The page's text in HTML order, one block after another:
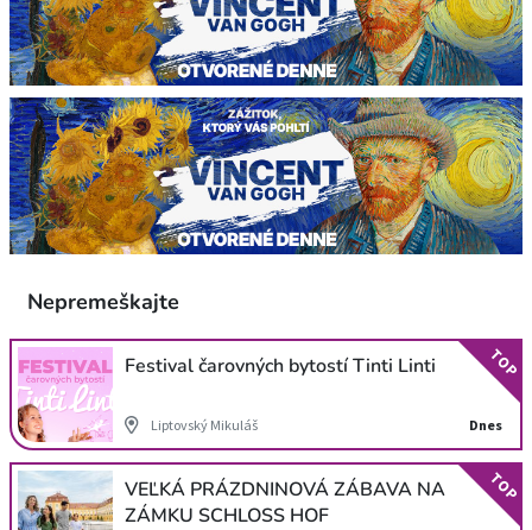
Nepremeškajte
Festival čarovných bytostí Tinti Linti
Liptovský Mikuláš Dnes
TOP
VEĽKÁ PRÁZDNINOVÁ ZÁBAVA NA
ZÁMKU SCHLOSS HOF
TOP